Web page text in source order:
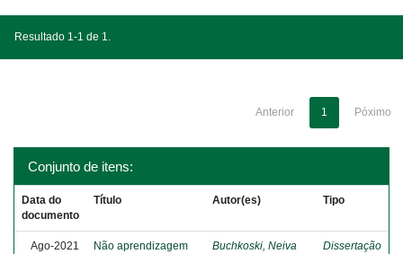
Resultado 1-1 de 1.
Anterior 1 Póximo
Conjunto de itens:
Data do
documento
Título Autor(es) Tipo
Ago-2021
Não aprendizagem
Buchkoski, Neiva
Dissertação